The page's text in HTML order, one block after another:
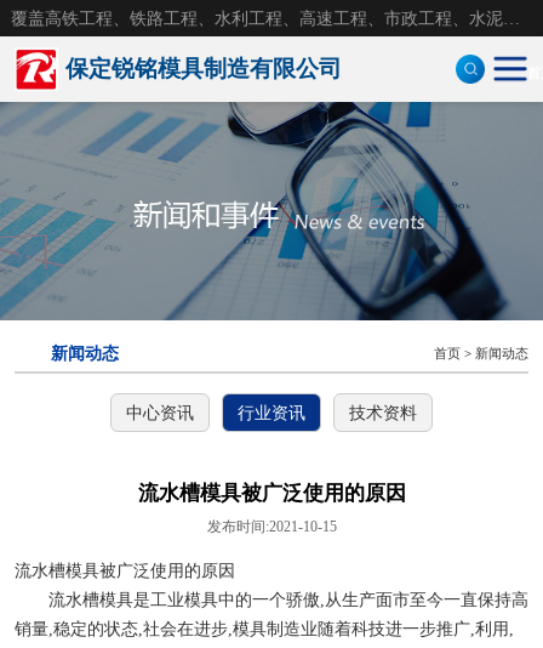
保定锐铭模具制造有限公司 首
新闻动态 首页 > 新闻动态
中心资讯 行业资讯 技术资料
流水槽模具被广泛使用的原因
发布时间:2021-10-15
流水槽模具被广泛使用的原因
流水槽模具是工业模具中的一个骄傲,从生产面市至今一直保持高
销量,稳定的状态,社会在进步,模具制造业随着科技进一步推广,利用,
定型钢模板
防护墙模板
风电基础模板
盖板模具
钢模具
拱形护坡模具
矩形槽模具